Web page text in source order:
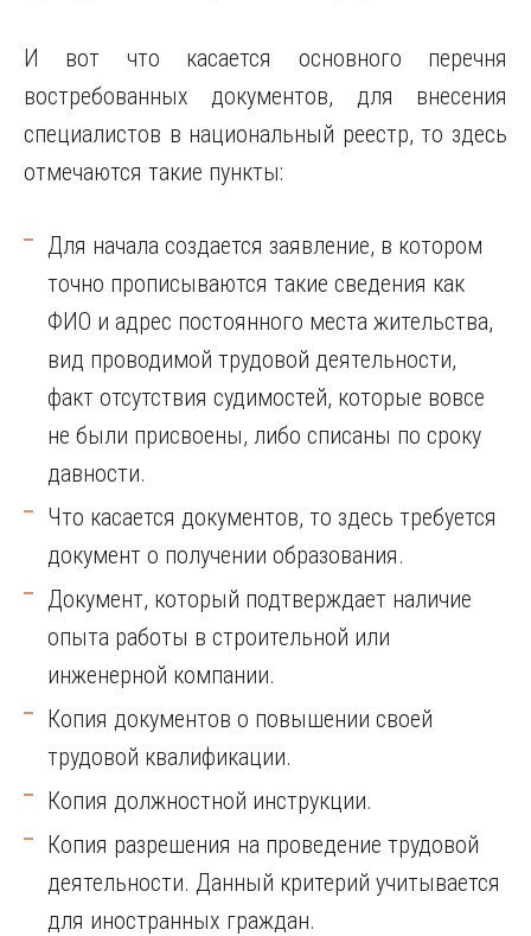
И вот что касается основного перечня
востребованных документов, для внесения
специалистов в национальный реестр, то здесь
отмечаются такие пункты:
Для начала создается заявление, в котором
точно прописываются такие сведения как
ФИО и адрес постоянного места жительства,
вид проводимой трудовой деятельности,
факт отсутствия судимостей, которые вовсе
не были присвоены, либо списаны по сроку
давности.
Что касается документов, то здесь требуется
документ о получении образования.
Документ, который подтверждает наличие
опыта работы в строительной или
инженерной компании.
Копия документов о повышении своей
трудовой квалификации.
Копия должностной инструкции.
Копия разрешения на проведение трудовой
деятельности. Данный критерий учитывается
для иностранных граждан.